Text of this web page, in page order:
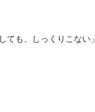
ても、しっくりこない」